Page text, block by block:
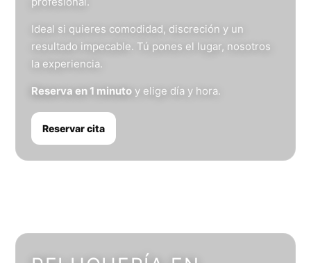
Ideal si quieres comodidad, discreción y un
resultado impecable. Tú pones el lugar, nosotros
la experiencia.
Reserva en 1 minuto y elige día y hora.
Reservar cita